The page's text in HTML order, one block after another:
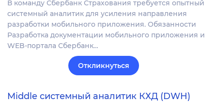
В команду Сбербанк Страхования требуется опытный
системный аналитик для усиления направления
разработки мобильного приложения. Обязанности
Разработка документации мобильного приложения и
WEB-портала Сбербанк…
Откликнуться
Middle системный аналитик КХД (DWH)